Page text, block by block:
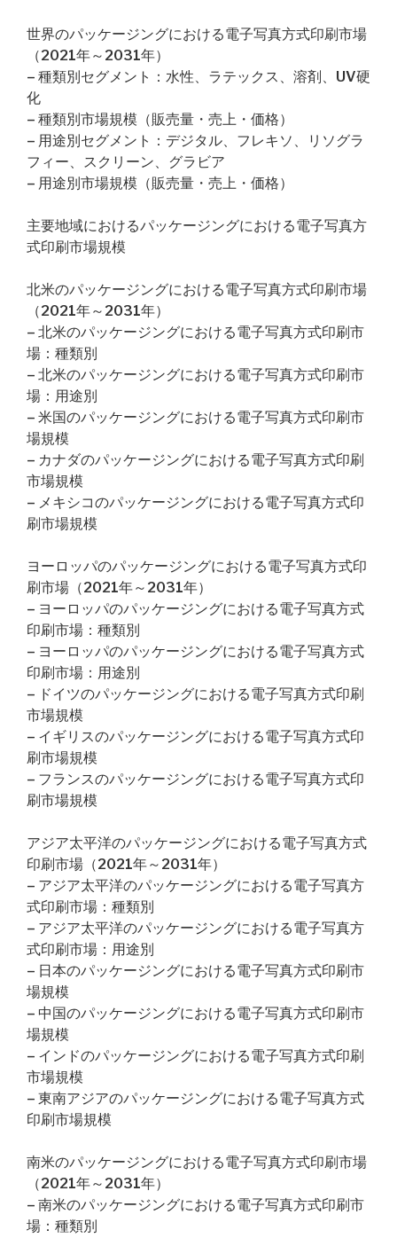
世界のパッケージングにおける電子写真方式印刷市場
（2021年～2031年）
– 種類別セグメント：水性、ラテックス、溶剤、UV硬
化
– 種類別市場規模（販売量・売上・価格）
– 用途別セグメント：デジタル、フレキソ、リソグラ
フィー、スクリーン、グラビア
– 用途別市場規模（販売量・売上・価格）
主要地域におけるパッケージングにおける電子写真方
式印刷市場規模
北米のパッケージングにおける電子写真方式印刷市場
（2021年～2031年）
– 北米のパッケージングにおける電子写真方式印刷市
場：種類別
– 北米のパッケージングにおける電子写真方式印刷市
場：用途別
– 米国のパッケージングにおける電子写真方式印刷市
場規模
– カナダのパッケージングにおける電子写真方式印刷
市場規模
– メキシコのパッケージングにおける電子写真方式印
刷市場規模
ヨーロッパのパッケージングにおける電子写真方式印
刷市場（2021年～2031年）
– ヨーロッパのパッケージングにおける電子写真方式
印刷市場：種類別
– ヨーロッパのパッケージングにおける電子写真方式
印刷市場：用途別
– ドイツのパッケージングにおける電子写真方式印刷
市場規模
– イギリスのパッケージングにおける電子写真方式印
刷市場規模
– フランスのパッケージングにおける電子写真方式印
刷市場規模
アジア太平洋のパッケージングにおける電子写真方式
印刷市場（2021年～2031年）
– アジア太平洋のパッケージングにおける電子写真方
式印刷市場：種類別
– アジア太平洋のパッケージングにおける電子写真方
式印刷市場：用途別
– 日本のパッケージングにおける電子写真方式印刷市
場規模
– 中国のパッケージングにおける電子写真方式印刷市
場規模
– インドのパッケージングにおける電子写真方式印刷
市場規模
– 東南アジアのパッケージングにおける電子写真方式
印刷市場規模
南米のパッケージングにおける電子写真方式印刷市場
（2021年～2031年）
– 南米のパッケージングにおける電子写真方式印刷市
場：種類別